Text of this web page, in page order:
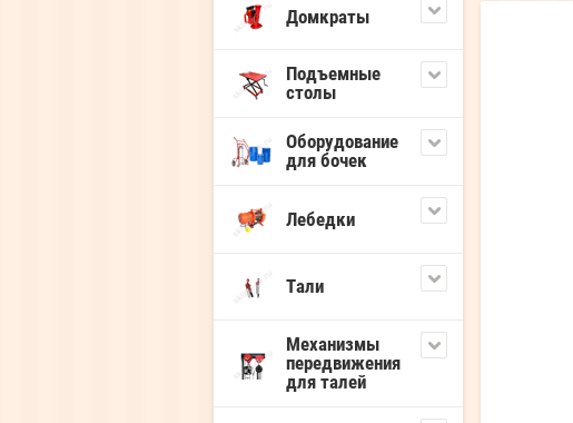
Домкраты
Подъемные
столы
Оборудование
для бочек
Лебедки
Тали
Механизмы
передвижения
для талей